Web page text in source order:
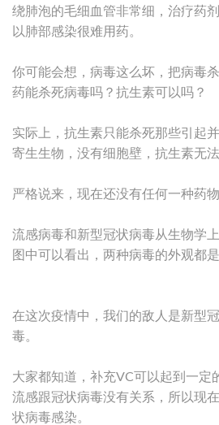
绕肺泡的毛细血管非常细，治疗药
以肺部感染很难用药。
你可能会想，病毒这么坏，把病毒
药能杀死病毒吗？抗生素可以吗？
实际上，抗生素只能杀死那些引起
寄生生物，没有细胞壁，抗生素无
严格说来，现在还没有任何一种药
流感病毒和新型冠状病毒从生物学
图中可以看出，两种病毒的外观都是
在这次疫情中，我们的敌人是新型
毒。
大家都知道，补充VC可以起到一定
流感跟冠状病毒没有关系，所以现
状病毒感染。